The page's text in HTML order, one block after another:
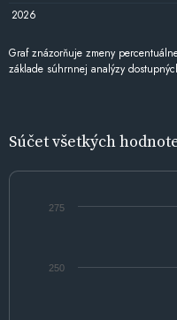
2026
Graf znázorňuje zmeny
základe súhrnnej analýzy
Súčet všetkých
250
275